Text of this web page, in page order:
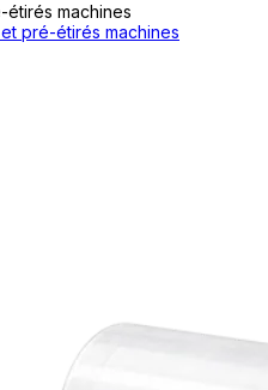
étirés machines
pré-étirés machines